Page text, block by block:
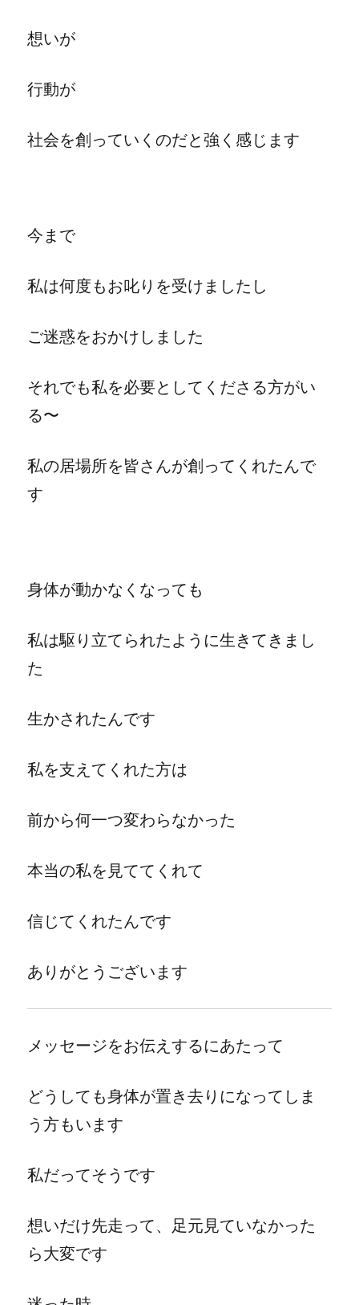
想いが
行動が
社会を創っていくのだと強く感じます
今まで
私は何度もお叱りを受けましたし
ご迷惑をおかけしました
それでも私を必要としてくださる方がい
る〜
私の居場所を皆さんが創ってくれたんで
す
身体が動かなくなっても
私は駆り立てられたように生きてきまし
た
生かされたんです
私を支えてくれた方は
前から何一つ変わらなかった
本当の私を見ててくれて
信じてくれたんです
ありがとうございます
メッセージをお伝えするにあたって
どうしても身体が置き去りになってしま
う方もいます
私だってそうです
想いだけ先走って、足元見ていなかった
ら大変です